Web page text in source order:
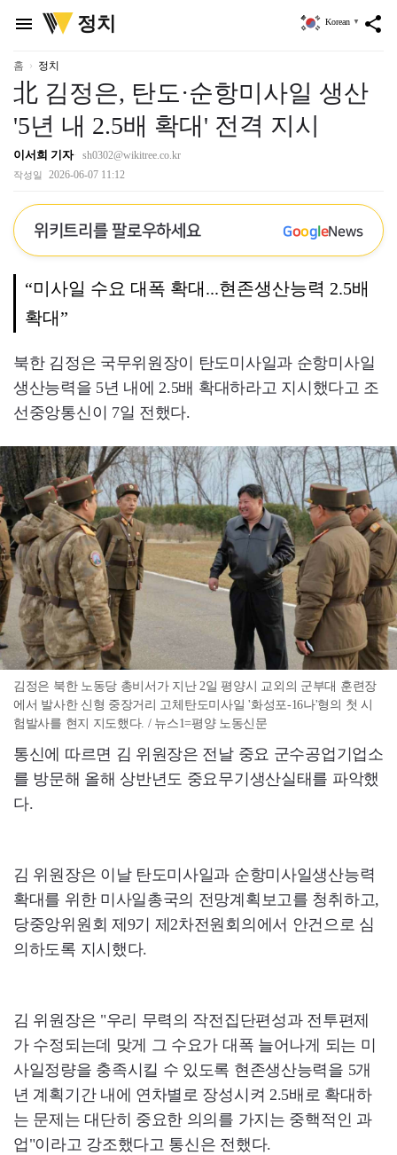
menu
위
키
정치 share
Korean ▼
홈 정치
北 김정은, 탄도·순항미사일 생산
'5년 내 2.5배 확대' 전격 지시
이서희 기자 sh0302@wikitree.co.kr
작성일 2026-06-07 11:12
위키트리를 팔로우하세요 GoogleNews
“미사일 수요 대폭 확대...현존생산능력 2.5배
확대”
북한 김정은 국무위원장이 탄도미사일과 순항미사일
생산능력을 5년 내에 2.5배 확대하라고 지시했다고 조
선중앙통신이 7일 전했다.
김정은 북한 노동당 총비서가 지난 2일 평양시 교외의 군부대 훈련장
에서 발사한 신형 중장거리 고체탄도미사일 '화성포-16나'형의 첫 시
험발사를 현지 지도했다. / 뉴스1=평양 노동신문
통신에 따르면 김 위원장은 전날 중요 군수공업기업소
를 방문해 올해 상반년도 중요무기생산실태를 파악했
다.
김 위원장은 이날 탄도미사일과 순항미사일생산능력
확대를 위한 미사일총국의 전망계획보고를 청취하고,
당중앙위원회 제9기 제2차전원회의에서 안건으로 심
의하도록 지시했다.
김 위원장은 "우리 무력의 작전집단편성과 전투편제
가 수정되는데 맞게 그 수요가 대폭 늘어나게 되는 미
사일정량을 충족시킬 수 있도록 현존생산능력을 5개
년 계획기간 내에 연차별로 장성시켜 2.5배로 확대하
는 문제는 대단히 중요한 의의를 가지는 중핵적인 과
업"이라고 강조했다고 통신은 전했다.